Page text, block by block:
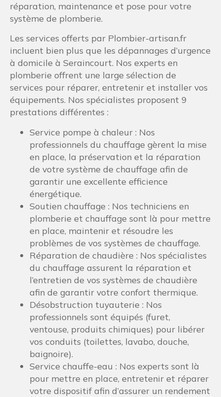
réparation, maintenance et pose pour votre
système de plomberie.
Les services offerts par Plombier-artisan.fr
incluent bien plus que les dépannages d’urgence
à domicile à Seraincourt. Nos experts en
plomberie offrent une large sélection de
services pour réparer, entretenir et installer vos
équipements. Nos spécialistes proposent 9
prestations différentes :
Service pompe à chaleur : Nos
professionnels du chauffage gèrent la mise
en place, la préservation et la réparation
de votre système de chauffage afin de
garantir une excellente efficience
énergétique.
Soutien chauffage : Nos techniciens en
plomberie et chauffage sont là pour mettre
en place, maintenir et résoudre les
problèmes de vos systèmes de chauffage.
Réparation de chaudière : Nos spécialistes
du chauffage assurent la réparation et
l’entretien de vos systèmes de chaudière
afin de garantir votre confort thermique.
Désobstruction tuyauterie : Nos
professionnels sont équipés (furet,
ventouse, produits chimiques) pour libérer
vos conduits (toilettes, lavabo, douche,
baignoire).
Service chauffe-eau : Nos experts sont là
pour mettre en place, entretenir et réparer
votre dispositif afin d’assurer un rendement